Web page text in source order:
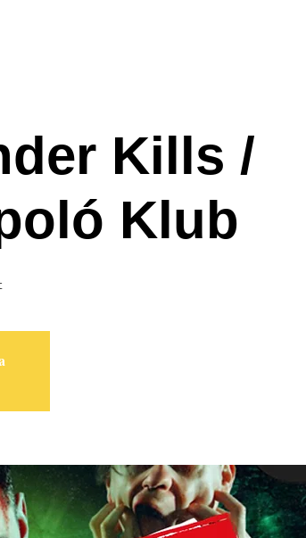
Kills /
Klub